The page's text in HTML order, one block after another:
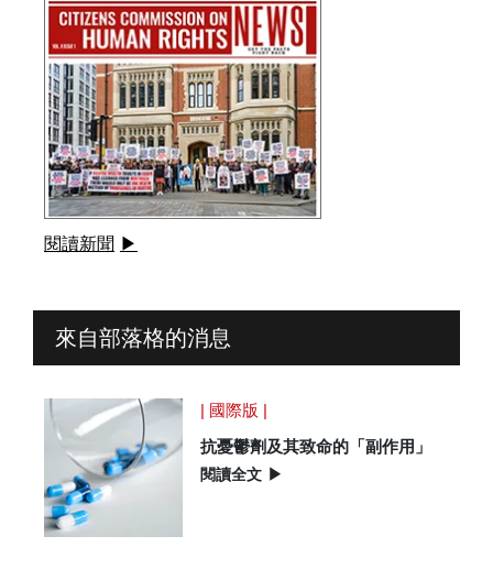
閱讀新聞 ▶
來自部落格的消息
| 國際版 |
抗憂鬱劑及其致命的「副作用」
閱讀全文 ▶